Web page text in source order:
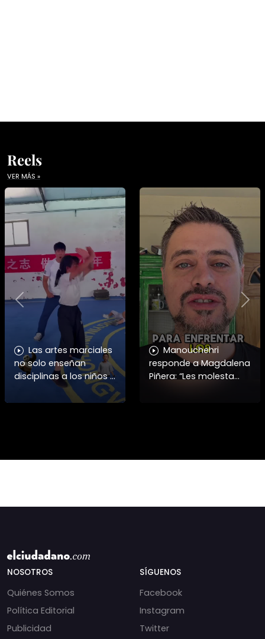
Reels
VER MÁS »
Las artes marciales
no solo enseñan
disciplinas a los niños y
niñas si no también ser
honorables #deporte
Manouchehri
responde a Magdalena
Piñera: “Les molesta
Previous
NOSOTROS
Quiénes Somos
Política Editorial
Publicidad
SÍGUENOS
Facebook
Instagram
Twitter